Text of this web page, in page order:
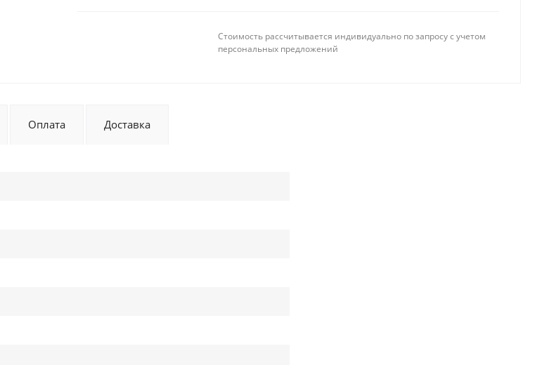
Стоимость рассчитывается индивидуально по запросу с учетом
персональных предложений
Оплата Доставка